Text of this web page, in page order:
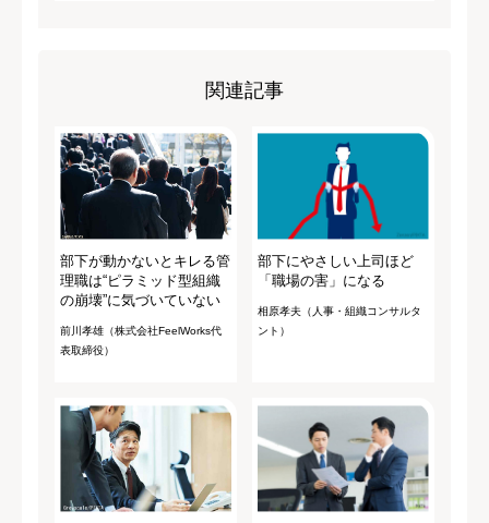
関連記事
部下が動かないとキレる管
理職は“ピラミッド型組織
の崩壊”に気づいていない
前川孝雄（株式会社FeelWorks代
表取締役）
部下にやさしい上司ほど
「職場の害」になる
相原孝夫（人事・組織コンサルタ
ント）